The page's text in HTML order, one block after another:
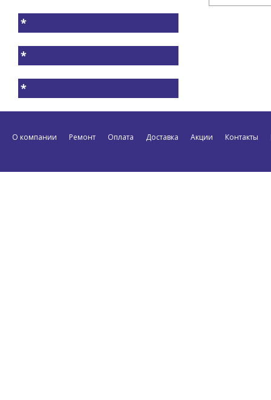
*
*
*
О компании Ремонт Оплата Доставка Акции Контакты